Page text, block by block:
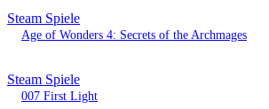
Steam Spiele
Age of Wonders 4: Secrets of the Archmages
Steam Spiele
007 First Light